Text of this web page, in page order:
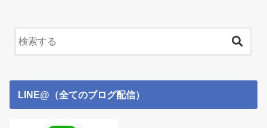
LINE@（全てのブログ配信）